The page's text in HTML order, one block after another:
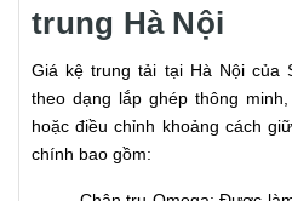
trung Hà Nội
Giá kệ trung tải tại Hà Nội của
theo dạng lắp ghép thông
hoặc điều chỉnh khoảng cách
chính bao gồm: